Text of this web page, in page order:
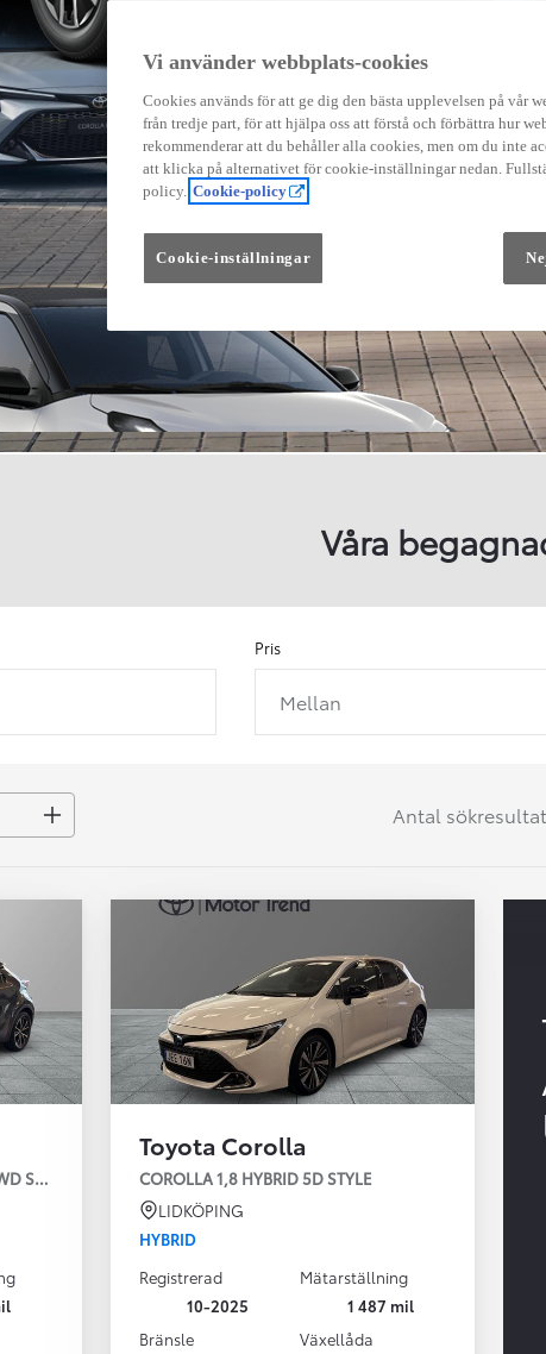
Våra
Pris
Mellan
Antal sökresultat
STYLE TEKNIKPAKET B
Toyota Corolla
COROLLA 1,8 HYBRID 5D STYLE
LIDKÖPING
HYBRID
Registrerad
10-2025
Mätarställning
1 487 mil
Bränsle
Växellåda
Vi använder webbplats-cookies
Cookies används för att ge dig den bästa upplevelsen på vår
från tredje part, för att hjälpa oss att förstå och förbättra hur
rekommenderar att du behåller alla cookies, men om du inte
att klicka på alternativet för cookie-inställningar nedan.
policy. Cookie-policy
Cookie-inställningar